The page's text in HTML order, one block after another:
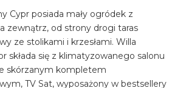
Cypr posiada mały ogródek z
zewnątrz, od strony drogi taras
ze stolikami i krzesłami. Willa
składa się z klimatyzowanego salonu
skórzanym kompletem
TV Sat, wyposażony w bestsellery